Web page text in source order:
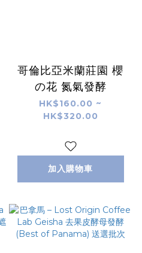
哥倫比亞米蘭莊園 櫻
の花 氮氣發酵
HK$160.00 ~
HK$320.00
加入購物車